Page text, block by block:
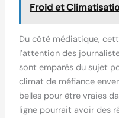
Froid et
Du côté médiatique,
l’attention des
sont emparés du sujet
climat de méfiance
belles pour être vraies
ligne pourrait avoir des